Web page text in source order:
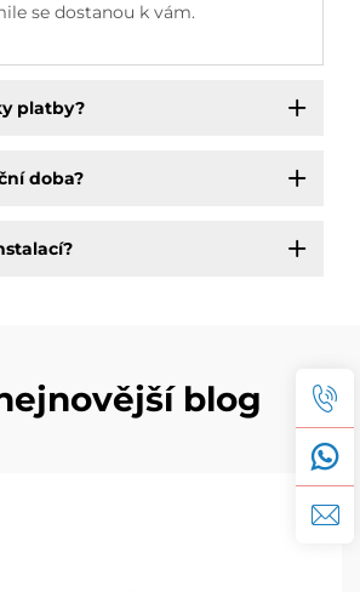
se dostanou k vám.
platby?
doba?
blog